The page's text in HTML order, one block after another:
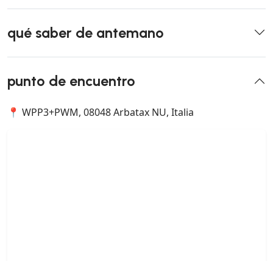
qué saber de antemano
punto de encuentro
📍 WPP3+PWM, 08048 Arbatax NU, Italia